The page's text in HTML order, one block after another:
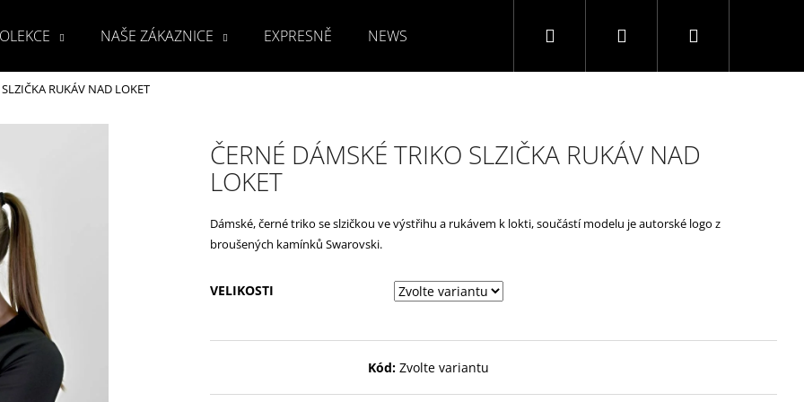
NAŠE ZÁKAZNICE EXPRESNĚ NEWS KONTAKTY NAPIŠTE NÁM
Hledat PřihlášeníNákupní
RUKÁV NAD LOKET
ČERNÉ DÁMSKÉ TRIKO SLZIČKA RUKÁV NAD
LOKET
Dámské, černé triko se slzičkou ve výstřihu a rukávem k lokti, součástí modelu je autorské logo z
broušených kamínků Swarovski.
VELIKOSTI
Kód: Zvolte variantu
Co potřebujete najít?
HLEDAT